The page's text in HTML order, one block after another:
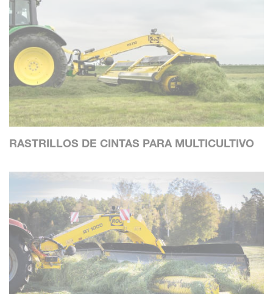
RASTRILLOS DE CINTAS PARA MULTICULTIVO